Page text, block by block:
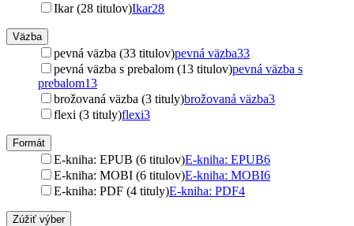
Ikar (28 titulov)Ikar28
Väzba
pevná väzba (33 titulov)pevná väzba33
pevná väzba s prebalom (13 titulov)pevná väzba s
prebalom13
brožovaná väzba (3 tituly)brožovaná väzba3
flexi (3 tituly)flexi3
Formát
E-kniha: EPUB (6 titulov)E-kniha: EPUB6
E-kniha: MOBI (6 titulov)E-kniha: MOBI6
E-kniha: PDF (4 tituly)E-kniha: PDF4
Zúžiť výber